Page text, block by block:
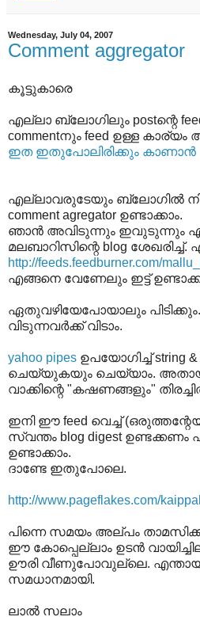
Wednesday, July 04, 2007
Comment aggregator
കൂട്ടുകാരെ
എല്ലാ ബ്ലോഗിലും postന്റെ
commentനും feed ഉള്ള
ഇത ഇതുപോലിരിക്കും കാണാന്‍
എല്ലാവരുടേയും ബ്ലോഗില്‍
comment agregator ഉണ്ടാക്കാം.
ഞാന്‍ അവിടുന്നും ഇവുടുന്നും
മലബാറിസിന്റെ blog ശേഖരിച്ച്.
http://feeds.feedburner.com/
എങ്ങനെ വേണേലും ഇട്ട്
ഏതുവഴിയേപോയാലും പിടിക്കും.
വിടുന്നവര്‍ക്ക് വിടാം.
yahoo pipes ഉപയോഗിച്ച് string &
ചെയ്യുകയും ചെയ്യാം.
വാക്കിന്റെ "കഷണങ്ങളും"
ഇനി ഈ feed വെച്ച്
സ്വന്തം blog digest
ഉണ്ടാക്കാം.
ദാണ്ടേ ഇതുപോലെ.
http://www.pageflakes.com/
പിന്നെ സമയം അല്പം
ഈ കോപ്പെല്ലാം ഉടന്‍
ഊരി വീണുപോവുല്ലെ.
സമധാനമായി.
ലാല്‍ സലാം